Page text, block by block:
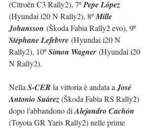
(Citroën C3 Rally2), 7º Pepe López
(Hyundai i20 N Rally2), 8º Mille
Johansson (Škoda Fabia Rally2 evo), 9º
Stéphane Lefebvre (Hyundai i20 N
Rally2), 10º Simon Wagner (Hyundai i20
N Rally2).
Nella S-CER la vittoria è andata a José
Antonio Suárez (Škoda Fabia RS Rally2)
dopo l'abbandono di Alejandro Cachón
(Toyota GR Yaris Rally2) nelle prime